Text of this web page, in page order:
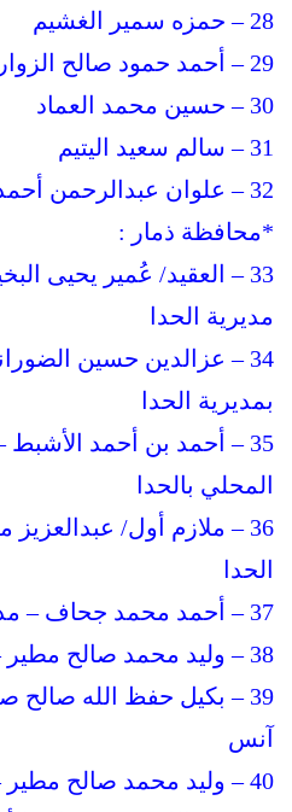
28 – حمزه سمير الغشيم
29 – أحمد حمود صالح الزوار
30 – حسين محمد العماد
31 – سالم سعيد اليتيم
32 – علوان عبدالرحمن أحمد الجنيد
*محافظة ذمار :
33 – العقيد/ عُمير يحيى
مديرية الحدا
34 – عزالدين حسين
بمديرية الحدا
35 – أحمد بن أحمد
المحلي بالحدا
36 – ملازم أول/
الحدا
37 – أحمد محمد جحاف – مديرية المنار
38 – وليد محمد صالح مطير – مديرية ضوران آنس
39 – بكيل حفظ الله
آنس
40 – وليد محمد صالح مطير – مديرية ضوران آنس